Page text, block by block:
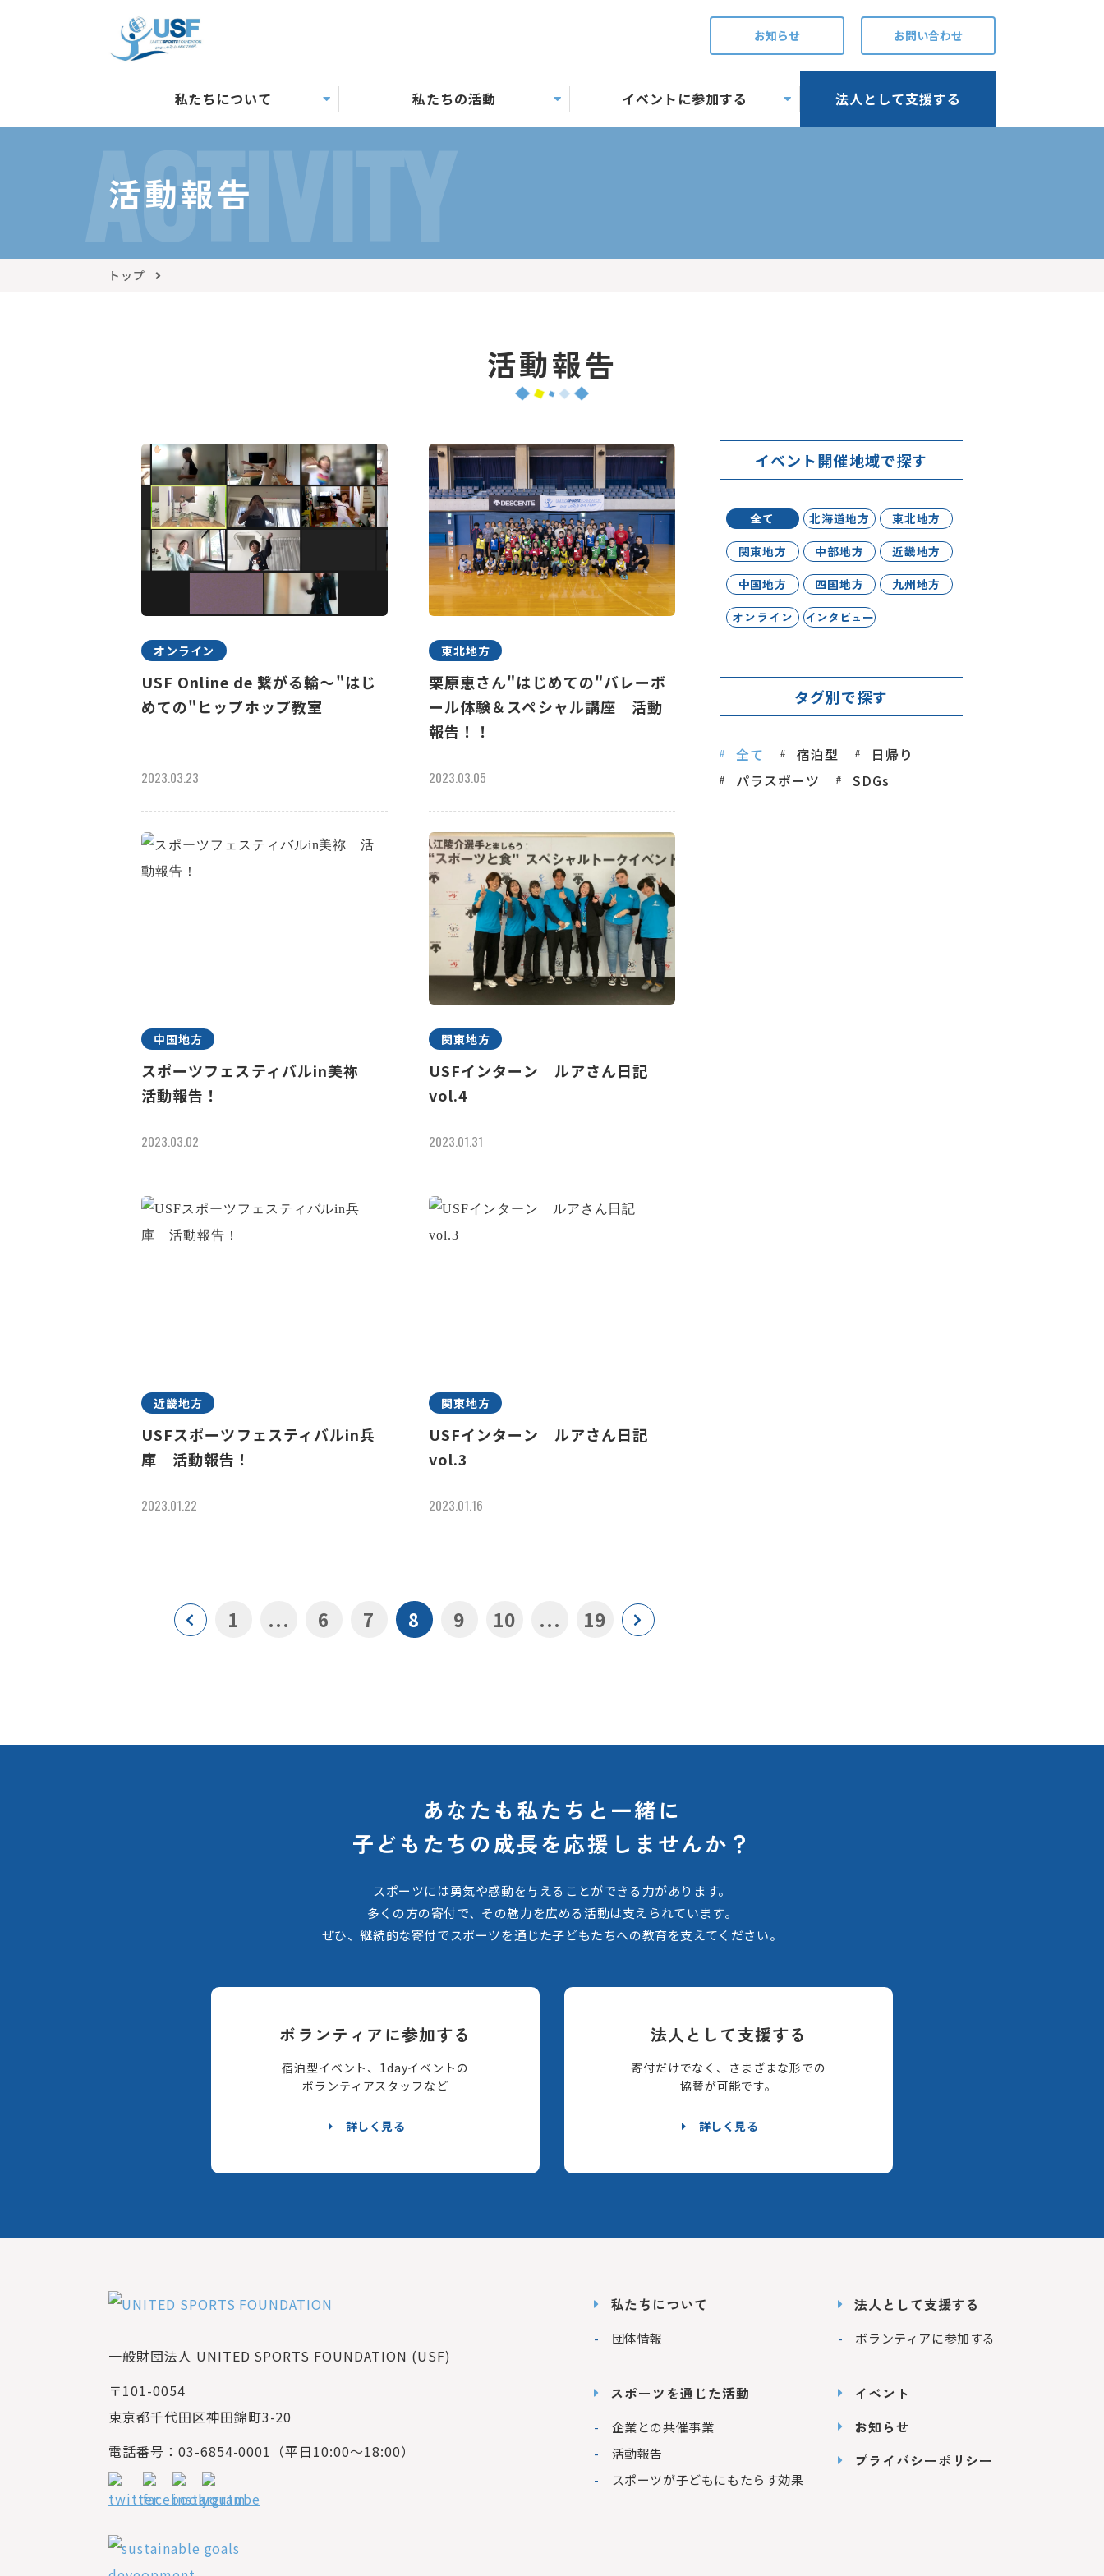
お知らせ お問い合わせ
私たちについて 私たちの活動 イベントに参加する 法人として支援する
ACTIVITY
活動報告
トップ
活動報告
オンライン
USF Online de 繋がる輪～"はじ
めての"ヒップホップ教室
2023.03.23
東北地方
栗原恵さん"はじめての"バレーボ
ール体験＆スペシャル講座 活動
報告！！
2023.03.05
中国地方
スポーツフェスティバルin美祢
活動報告！
2023.03.02
関東地方
USFインターン ルアさん日記
vol.4
2023.01.31
近畿地方
USFスポーツフェスティバルin兵
庫 活動報告！
2023.01.22
関東地方
USFインターン ルアさん日記
vol.3
2023.01.16
1 ... 6 7 8 9 10 ... 19
イベント開催地域で探す
全て 北海道地方
東北地方
関東地方
中部地方
近畿地方
中国地方
四国地方
九州地方
オンライン
インタビュー
タグ別で探す
全て 宿泊型
日帰り
パラスポーツ
SDGs
あなたも私たちと一緒に
子どもたちの成長を応援しませんか？
スポーツには勇気や感動を与えることができる力があります。
多くの方の寄付で、その魅力を広める活動は支えられています。
ぜひ、継続的な寄付でスポーツを通じた子どもたちへの教育を支えてください。
ボランティアに参加する
宿泊型イベント、1dayイベントの
ボランティアスタッフなど
詳しく見る
法人として支援する
寄付だけでなく、さまざまな形での
協賛が可能です。
詳しく見る
一般財団法人 UNITED SPORTS FOUNDATION (USF)
〒101-0054
東京都千代田区神田錦町3-20
電話番号：03-6854-0001（平日10:00～18:00）
私たちについて
団体情報
スポーツを通じた活動
企業との共催事業
活動報告
スポーツが子どもにもたらす効果
法人として支援する
ボランティアに参加する
イベント
お知らせ
プライバシーポリシー